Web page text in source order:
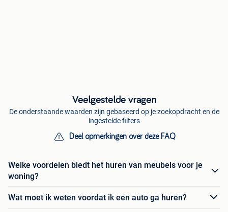
Veelgestelde vragen
De onderstaande waarden zijn gebaseerd op je zoekopdracht en de
ingestelde filters
Deel opmerkingen over deze FAQ
Welke voordelen biedt het huren van meubels voor je
woning?
Wat moet ik weten voordat ik een auto ga huren?